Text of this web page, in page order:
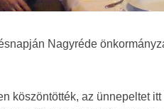
Nagyréde
köszöntötték, az ünnepeltet